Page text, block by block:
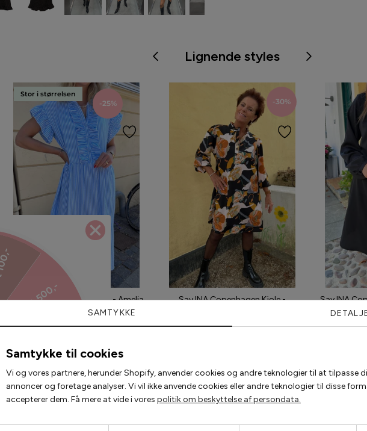
SAMTYKKE
Samtykke til cookies
Vi og vores partnere, herunder Shopify, anvender cookies og andre teknologier til at tilpasse
annoncer og foretage analyser. Vi vil ikke anvende cookies eller andre teknologier til disse
accepterer dem. Få mere at vide i vores politik om beskyttelse af persondata.
Lignende styles
Stor i størrelsen
-25%
Say INA Copenhagen Kjole - Amelia
- Blue Striped
374,25 kr 499,00 kr
-30%
Say INA Copenhagen Kjole -
314,30 kr 449,00 kr
Say INA
Populære accessories
500,-
Gratis fragt